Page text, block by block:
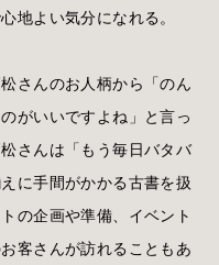
地よい気分になれる。
さんのお人柄から「のん
がいいですよね」と言っ
さんは「もう毎日バタバ
に手間がかかる古書を扱
の企画や準備、イベント
客さんが訪れることもあ